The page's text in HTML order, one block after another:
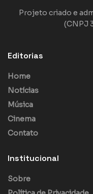
Projeto criado e
(CNPJ
Editorias
Home
Notícias
Música
Cinema
Contato
Institucional
Sobre